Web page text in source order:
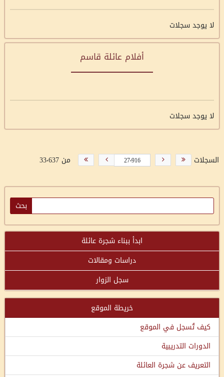
لا يوجد سجلات
أفلام عائلة قاسم
لا يوجد سجلات
السجلات من 33٬637
ابدأ ببناء شجرة عائلة
دراسات ومقالات
سجل الزوار
خريطة الموقع
كيف تُسجل في الموقع
الدورات التدريبية
التعريف عن شجرة العائلة